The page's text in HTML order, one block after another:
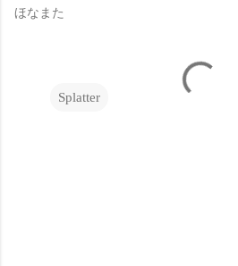
ほなまた
Splatter